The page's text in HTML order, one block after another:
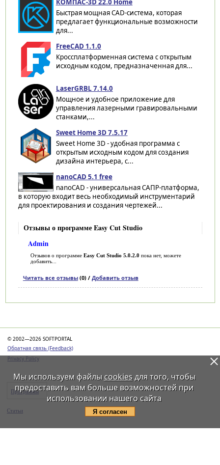
КОМПАС-3D 22.0 Home
Быстрая мощная CAD-система, которая
предлагает функциональные возможности
для...
FreeCAD 1.1.0
Кроссплатформенная система с открытым
исходным кодом, предназначенная для...
LaserGRBL 7.14.0
Мощное и удобное приложение для
управления лазерными гравировальными
станками,...
Sweet Home 3D 7.5.17
Sweet Home 3D - удобная программа с
открытым исходным кодом для создания
дизайна интерьера, с...
nanoCAD 5.1 free
nanoCAD - универсальная САПР-платформа,
в которую входит весь необходимый инструментарий
для проектирования и создания чертежей...
Отзывы о программе Easy Cut Studio
Admin
Отзывов о программе Easy Cut Studio 5.0.2.0 пока нет, можете
добавить...
Читать все отзывы(0) / Добавить отзыв
© 2002—2026 SOFTPORTAL
Обратная связь (Feedback)
Privacy Policy
Программы
Статьи
Мы используем файлы cookiesдля того, чтобы
предоставить вам больше возможностей при
использовании нашего сайта